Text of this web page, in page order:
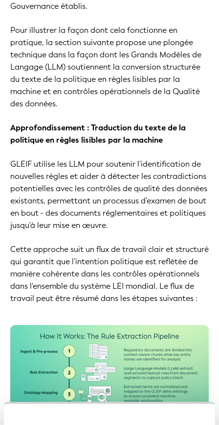
Gouvernance établis.
Pour illustrer la façon dont cela fonctionne en
pratique, la section suivante propose une plongée
technique dans la façon dont les Grands Modèles de
Langage (LLM) soutiennent la conversion structurée
du texte de la politique en règles lisibles par la
machine et en contrôles opérationnels de la Qualité
des données.
Approfondissement : Traduction du texte de la
politique en règles lisibles par la machine
GLEIF utilise les LLM pour soutenir l'identification de
nouvelles règles et aider à détecter les contradictions
potentielles avec les contrôles de qualité des données
existants, permettant un processus d'examen de bout
en bout - des documents réglementaires et politiques
jusqu'à leur mise en œuvre.
Cette approche suit un flux de travail clair et structuré
qui garantit que l'intention politique est reflétée de
manière cohérente dans les contrôles opérationnels
dans l'ensemble du système LEI mondial. Le flux de
travail peut être résumé dans les étapes suivantes :